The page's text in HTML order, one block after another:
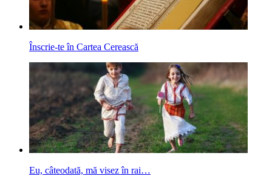
Înscrie-te în Cartea Cerească
Eu, câteodată, mă visez în rai…